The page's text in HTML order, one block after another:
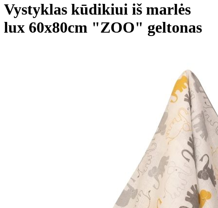
Vystyklas kūdikiui iš marlės
lux 60x80cm "ZOO" geltonas